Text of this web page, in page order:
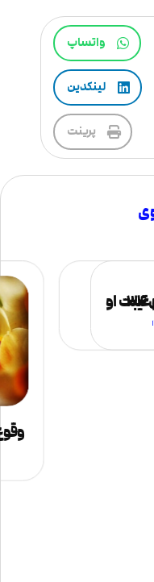
واتساپ
لینکدین
پرینت
غیبت او​